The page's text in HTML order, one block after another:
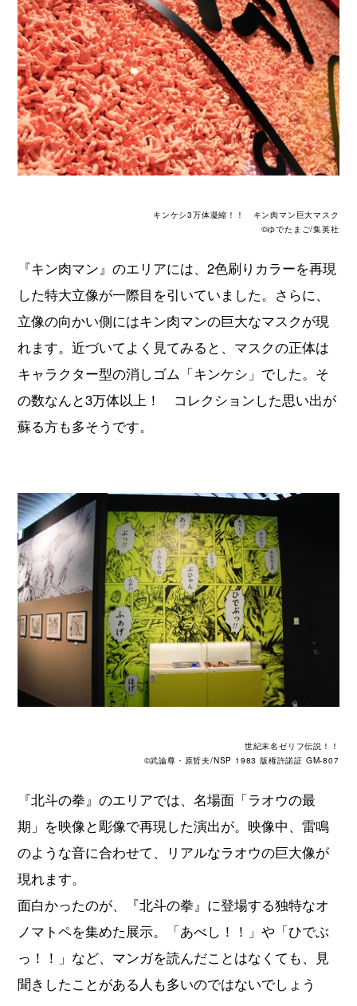
キンケシ3万体凝縮！！ キン肉マン巨大マスク
©ゆでたまご/集英社
『キン肉マン』のエリアには、2色刷りカラーを再現
した特大立像が一際目を引いていました。さらに、
立像の向かい側にはキン肉マンの巨大なマスクが現
れます。近づいてよく見てみると、マスクの正体は
キャラクター型の消しゴム「キンケシ」でした。そ
の数なんと3万体以上！ コレクションした思い出が
蘇る方も多そうです。
世紀末名ゼリフ伝説！！
©武論尊・原哲夫/NSP 1983 版権許諾証 GM-807
『北斗の拳』のエリアでは、名場面「ラオウの最
期」を映像と彫像で再現した演出が。映像中、雷鳴
のような音に合わせて、リアルなラオウの巨大像が
現れます。
面白かったのが、『北斗の拳』に登場する独特なオ
ノマトペを集めた展示。「あべし！！」や「ひでぶ
っ！！」など、マンガを読んだことはなくても、見
聞きしたことがある人も多いのではないでしょう